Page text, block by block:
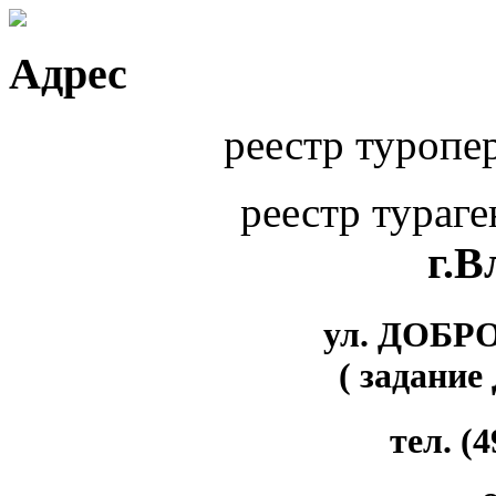
Адрес
реестр
реестр
ул.
(
тел.